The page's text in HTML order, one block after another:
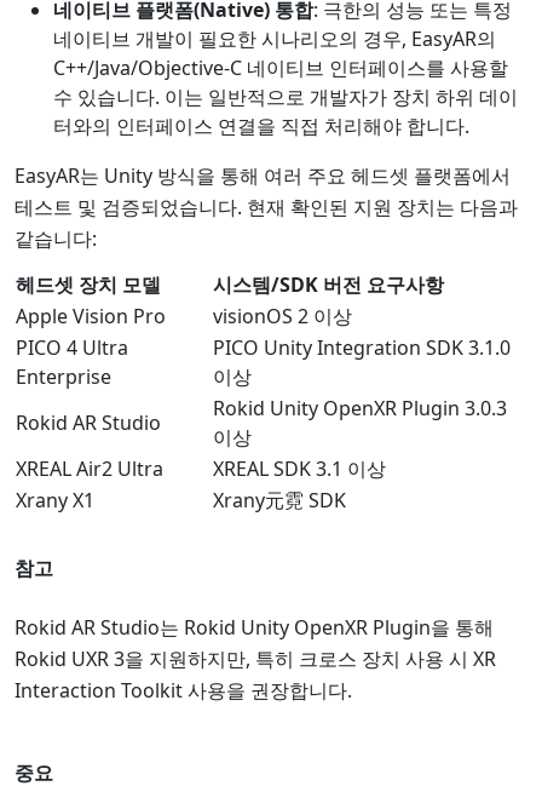
네이티브 플랫폼(Native) 통합: 극한의 성능 또는 특정
네이티브 개발이 필요한 시나리오의 경우, EasyAR의
C++/Java/Objective-C 네이티브 인터페이스를 사용할
수 있습니다. 이는 일반적으로 개발자가 장치 하위 데이
터와의 인터페이스 연결을 직접 처리해야 합니다.
EasyAR는 Unity 방식을 통해 여러 주요 헤드셋 플랫폼에서
테스트 및 검증되었습니다. 현재 확인된 지원 장치는 다음과
같습니다:
헤드셋 장치 모델
시스템/SDK 버전 요구사항
Apple Vision Pro
visionOS 2 이상
PICO 4 Ultra
Enterprise
PICO Unity Integration SDK 3.1.0
이상
Rokid AR Studio
Rokid Unity OpenXR Plugin 3.0.3
이상
XREAL Air2 Ultra
XREAL SDK 3.1 이상
Xrany X1
Xrany元霓 SDK
참고
Rokid AR Studio는 Rokid Unity OpenXR Plugin을 통해
Rokid UXR 3을 지원하지만, 특히 크로스 장치 사용 시 XR
Interaction Toolkit 사용을 권장합니다.
중요